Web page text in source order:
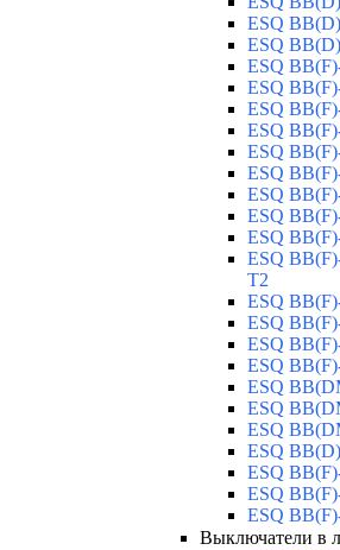
ESQ
ESQ
ESQ
ESQ
ESQ
ESQ
ESQ
ESQ
ESQ
ESQ
ESQ
ESQ
T2
ESQ
ESQ
ESQ
ESQ
ESQ
ESQ
ESQ
ESQ
ESQ
ESQ
ESQ
Выключатели в